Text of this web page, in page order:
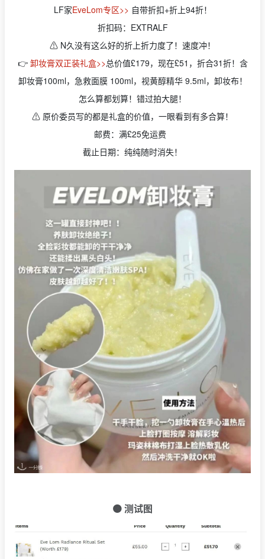
LF家EveLom专区>> 自带折扣+折上94折！
折扣码：EXTRALF
⚠️ N久没有这么好的折上折力度了！速度冲！
👉 卸妆膏双正装礼盒>>总价值£179，现在£51，折合31折！含
卸妆膏100ml，急救面膜 100ml，视黄醇精华 9.5ml，卸妆布！
怎么算都划算！错过拍大腿！
⚠️ 原价委员写的都是礼盒的价值，一眼看到有多合算！
邮费：满£25免运费
截止日期：纯纯随时消失！
🟠 测试图